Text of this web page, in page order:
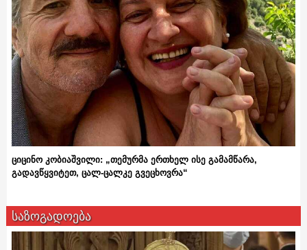
ციცინო კობიაშვილი: „თემურმა ერთხელ ისე გამამწარა,
გადავწყვიტეთ, ცალ-ცალკე გვეცხოვრა“
საზოგადოება